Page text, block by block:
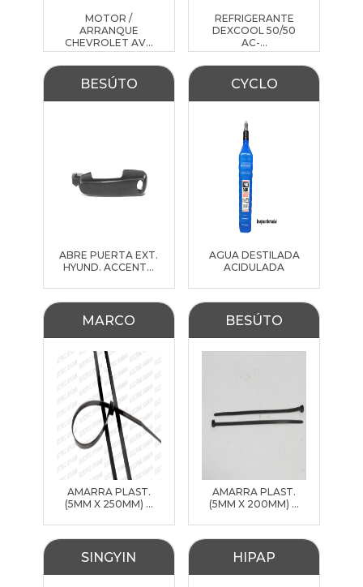
MOTOR /
ARRANQUE
CHEVROLET AV...
REFRIGERANTE
DEXCOOL 50/50
AC-...
BESÚTO
ABRE PUERTA EXT.
HYUND. ACCENT...
CYCLO
AGUA DESTILADA
ACIDULADA
MARCO
AMARRA PLAST.
(5MM X 250MM) ...
BESÚTO
AMARRA PLAST.
(5MM X 200MM) ...
SINGYIN HIPAP